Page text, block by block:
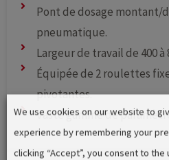
Pont de dosage montant/
pneumatique.
Largeur de travail de 400 à
Équipée de 2 roulettes
pivotantes.
Vaste gamme de
We use cookies on our website to
experience by remembering your
clicking “Accept”, you consent to